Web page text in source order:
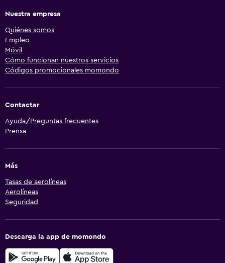
Nuestra empresa
Quiénes somos
Empleo
Móvil
Cómo funcionan nuestros servicios
Códigos promocionales momondo
Contactar
Ayuda/Preguntas frecuentes
Prensa
Más
Tasas de aerolíneas
Aerolíneas
Seguridad
Descarga la app de momondo